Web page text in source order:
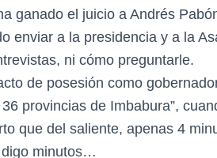
ganado el juicio a Andrés
enviar a la presidencia y a la
ni cómo preguntarle.
de posesión como
provincias de Imbabura”,
que del saliente, apenas 4
minutos…